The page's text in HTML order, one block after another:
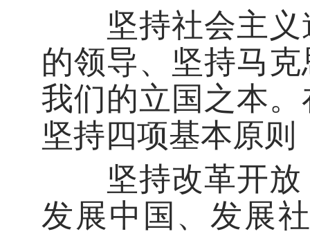
坚持社会主义
的领导、坚持马
我们的立国之本
坚持四项基本原
坚持改革开放
发展中国、发展